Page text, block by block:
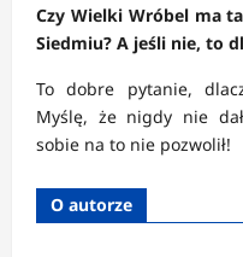
Czy Wielki Wróbel ma
Siedmiu? A jeśli nie, to
To dobre pytanie,
Myślę, że nigdy nie
sobie na to nie pozwolił!
O autorze